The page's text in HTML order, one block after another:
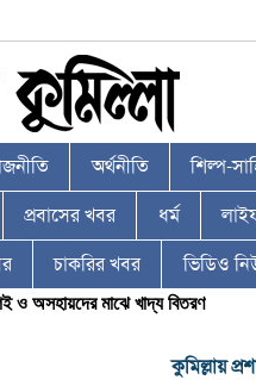
অর্থনীতি শিল্প-
প্রবাসের খবর ধর্ম
চাকরির খবর ভিডিও
ও অসহায়দের মাঝে খাদ্য বিতরণ
কুমিল্লায়